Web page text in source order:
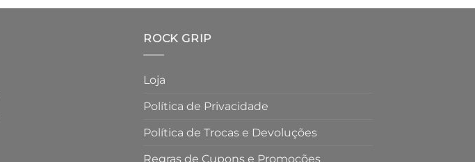
ROCK GRIP
Loja
Política de Privacidade
Política de Trocas e Devoluções
Regras de Cupons e Promoções